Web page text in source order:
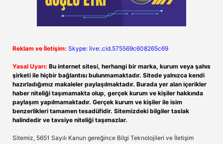
Reklam ve İletişim: Skype: live:.cid.575569c608265c69
Yasal Uyarı: Bu internet sitesi, herhangi bir marka, kurum veya şahıs
şirketi ile hiçbir bağlantısı bulunmamaktadır. Sitede yalnızca kendi
hazırladığımız makaleler paylaşılmaktadır. Burada yer alan içerikler
haber niteliği taşımamakta olup, gerçek kurum ve kişiler hakkında
paylaşım yapılmamaktadır. Gerçek kurum ve kişiler ile isim
benzerlikleri tamamen tesadüfidir. Sitemizdeki bilgiler taslak
halindedir ve tavsiye niteliği taşımazlar.
Sitemiz, 5651 Sayılı Kanun gereğince Bilgi Teknolojileri ve İletişim